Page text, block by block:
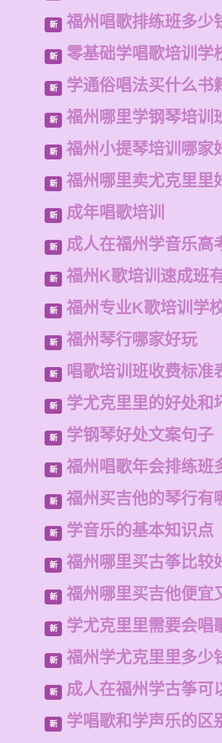
新 福州唱歌排练班多少
新 零基础学唱歌培训学
新 学通俗唱法买什么书
新 福州哪里学钢琴培训
新 福州小提琴培训哪家
新 福州哪里卖尤克里里
新 成年唱歌培训
新 成人在福州学音乐高
新 福州K歌培训速成班
新 福州专业K歌培训学
新 福州琴行哪家好玩
新 唱歌培训班收费标准
新 学尤克里里的好处和
新 学钢琴好处文案句子
新 福州唱歌年会排练班
新 福州买吉他的琴行有
新 学音乐的基本知识点
新 福州哪里买古筝比较
新 福州哪里买吉他便宜
新 学尤克里里需要会唱
新 福州学尤克里里多少
新 成人在福州学古筝可
新 学唱歌和学声乐的区